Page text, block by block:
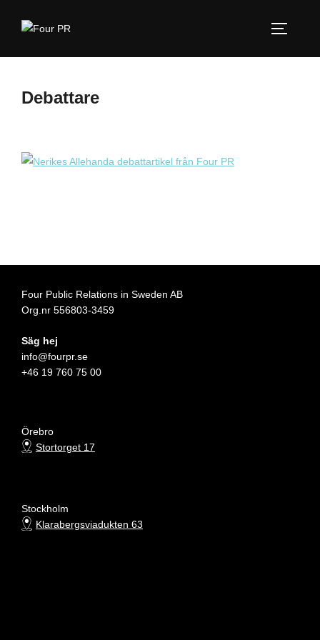
Debattare
Four Public Relations in Sweden AB
Org.nr 556803-3459
Säg hej
info@fourpr.se
+46 19 760 75 00
Örebro
Stortorget 17
Stockholm
Klarabergsviadukten 63